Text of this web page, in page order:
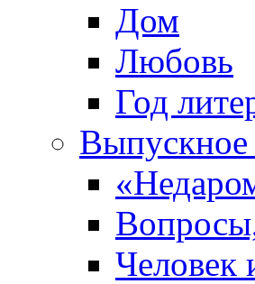
Дом
Любовь
Год
Выпускное
Человек